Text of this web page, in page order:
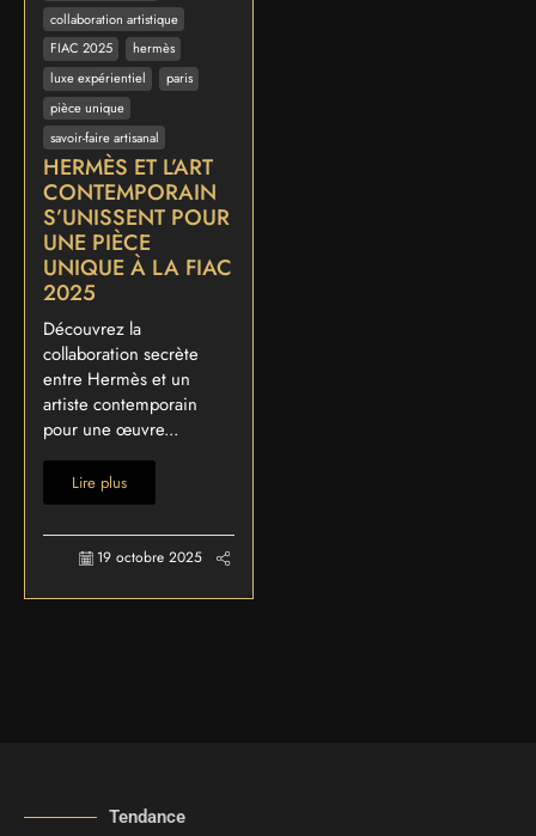
collaboration artistique
FIAC 2025
hermès
luxe expérientiel
paris
pièce unique
savoir-faire artisanal
HERMÈS ET L’ART
CONTEMPORAIN
S’UNISSENT POUR
UNE PIÈCE
UNIQUE À LA FIAC
2025
Découvrez la
collaboration secrète
entre Hermès et un
artiste contemporain
pour une œuvre...
Lire plus
19 octobre 2025
Tendance